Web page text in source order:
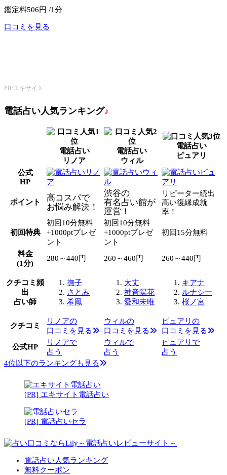
鑑定料506円 /1分
口コミを見る
PR:エキサイト
電話占い人気ランキング♪
電話占い
リノア
電話占い
ウィル
電話占い
ピュアリ
公式
HP
ポイント
高コスパで
お悩み解決！
渋谷の
有名占い館が
運営！
リピーター続出
高い復縁成就
率！
初回特典
初回10分無料
+1000ptプレゼ
ント
初回10分無料
+1000ptプレゼ
ント
初回15分無料
料金
(1分)
280～440円 260～460円 260～440円
クチコミ頻
出
占い師
撫子
さとみ
希鳳
大丈
神音陽花
愛和未唯
キアナ
ルナシー
桜ノ宮
クチコミ
リノアの
口コミを見る
ウィルの
口コミを見る
ピュアリの
口コミを見る
公式HP
リノアで
占う
ウィルで
占う
ピュアリで
占う
4位以下のランキングも見る
[PR] エキサイト電話占い
[PR] 電話占いセラ
電話占い人気ランキング
無料クーポン